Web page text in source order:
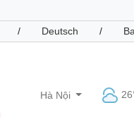
/ Deutsch /
Hà Nội